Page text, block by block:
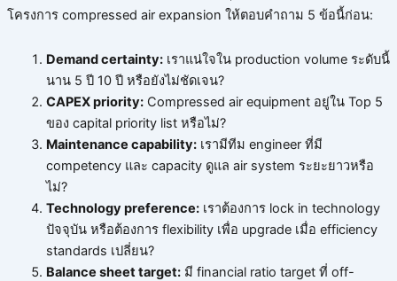
โครงการ compressed air expansion ให้ตอบคำถาม 5 ข้อนี้ก่อน:
Demand certainty:เราแน่ใจใน production volume ระดับนี้
นาน 5 ปี 10 ปี หรือยังไม่ชัดเจน?
CAPEX priority:Compressed air equipment อยู่ใน Top 5
ของ capital priority list หรือไม่?
Maintenance capability:เรามีทีม engineer ที่มี
competency และ capacity ดูแล air system ระยะยาวหรือ
ไม่?
Technology preference:เราต้องการ lock in technology
ปัจจุบัน หรือต้องการ flexibility เพื่อ upgrade เมื่อ efficiency
standards เปลี่ยน?
Balance sheet target:มี financial ratio target ที่ off-